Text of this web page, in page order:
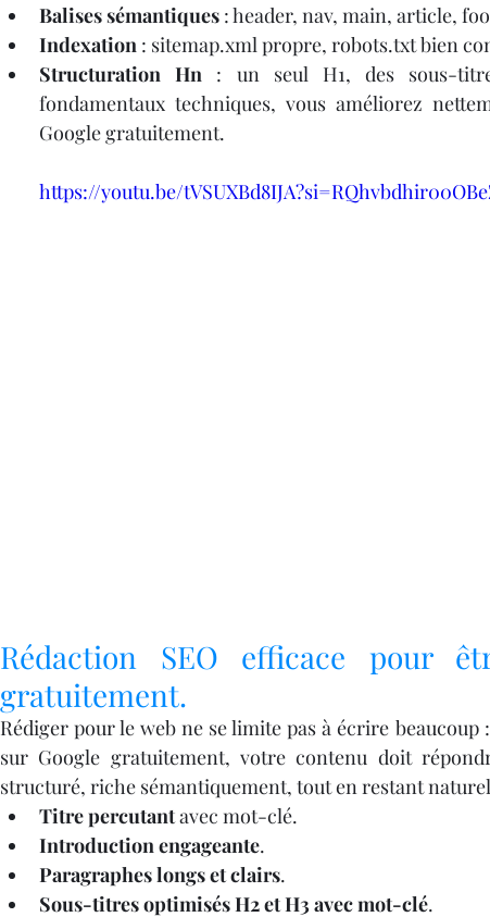
Balises sémantiques : header, nav, main, article,
Indexation : sitemap.xml propre, robots.txt bien
Structuration Hn : un seul H1, des sous-
fondamentaux techniques, vous améliorez
Google gratuitement.
https://youtu.be/
Rédaction SEO efficace pour
gratuitement.
Rédiger pour le web ne se limite pas à écrire
sur Google gratuitement, votre contenu doit
structuré, riche sémantiquement, tout en restant
Titre percutant avec mot-clé.
Introduction engageante.
Paragraphes longs et clairs.
Sous-titres optimisés H2 et H3 avec mot-clé.